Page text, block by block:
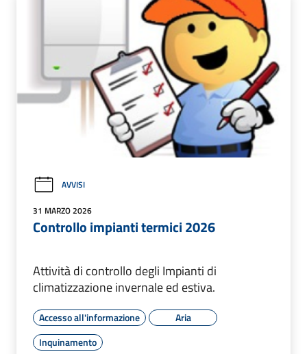
AVVISI
31 MARZO 2026
Controllo impianti termici 2026
Attività di controllo degli Impianti di
climatizzazione invernale ed estiva.
Accesso all'informazione
Aria
Inquinamento